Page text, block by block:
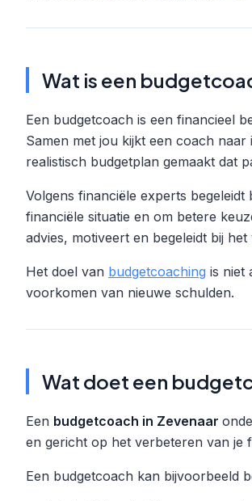
Wat is een
Een budgetcoach is een financieel
Samen met jou kijkt een coach
realistisch budgetplan gemaakt dat
Volgens financiële experts
financiële situatie en om betere
advies, motiveert en begeleidt bij
Het doel van budgetcoaching is niet
voorkomen van nieuwe schulden.
Wat doet een
Een budgetcoach in Zevenaar
en gericht op het verbeteren van je
Een budgetcoach kan bijvoorbeeld